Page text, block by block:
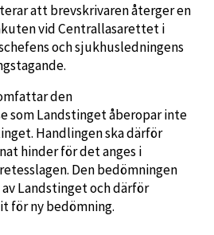
att brevskrivaren återger en
vid Centrallasarettet i
och sjukhusledningens
den
som Landstinget åberopar inte
Handlingen ska därför
hinder för det anges i
Den bedömningen
Landstinget och därför
för ny bedömning.